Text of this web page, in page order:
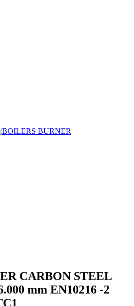
CARBON STEEL
mm EN10216 -2